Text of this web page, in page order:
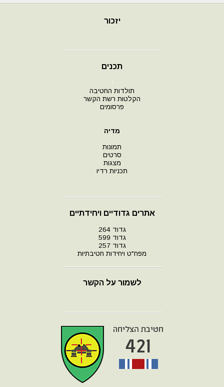
יזכור
תכנים
י
תולדות החטיבה
הקלטות רשת הקשר
פרסומים
מדיה
תמונות
סרטים
מצגות
תכניות רדיו
אתרים גדודיים ויחידתיים
גדוד 264
גדוד 599
גדוד 257
מפח"ט ויחידות חטיבתיות
לשמור על הקשר